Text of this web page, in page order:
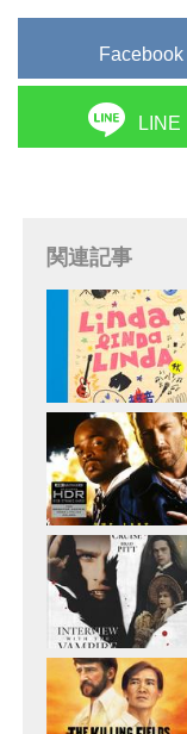
Facebook
LINE
関連記事